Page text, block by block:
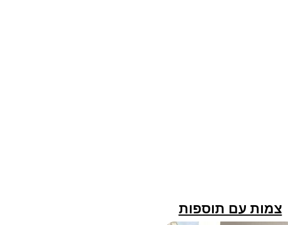
צמות עם תוספות